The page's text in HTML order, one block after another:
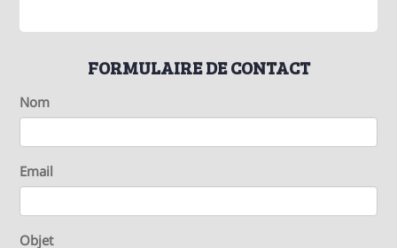
FORMULAIRE DE CONTACT
Nom
Email
Objet